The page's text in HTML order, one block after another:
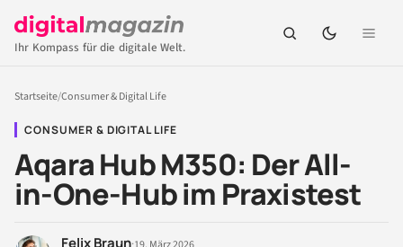
Ihr Kompass für die digitale Welt.
Startseite/Consumer & Digital Life
CONSUMER & DIGITAL LIFE
Aqara Hub M350: Der All-
in-One-Hub im Praxistest
Felix Braun